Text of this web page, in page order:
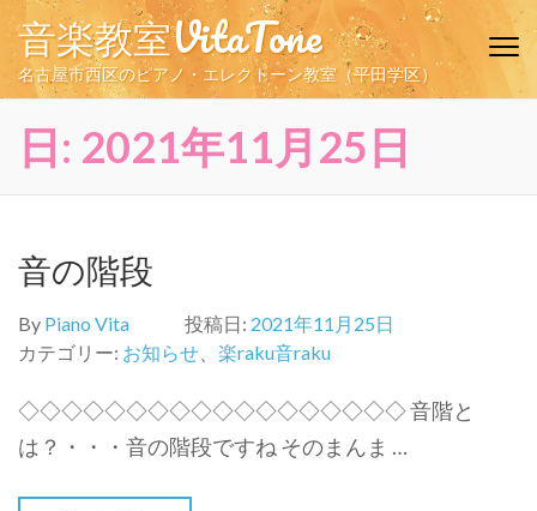
ン
テ
ン
プ
を
押
音楽教室VitaTone
名古屋市西区のピアノ・エレクトーン教室（平田学区）
日: 2021年11月25日
音の階段
By Piano Vita 投稿日: 2021年11月25日
カテゴリー: お知らせ 楽raku音raku
◇◇◇◇◇◇◇◇◇◇◇◇◇◇◇◇◇◇ 音階と
は？・・・音の階段ですね そのまんま …